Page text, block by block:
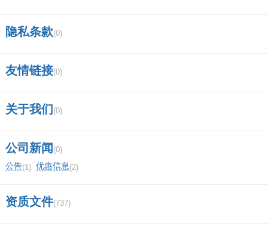
隐私条款(0)
友情链接(0)
关于我们 (0)
公司新闻 (0)
公告(1) 优惠信息(2)
资质文件(737)